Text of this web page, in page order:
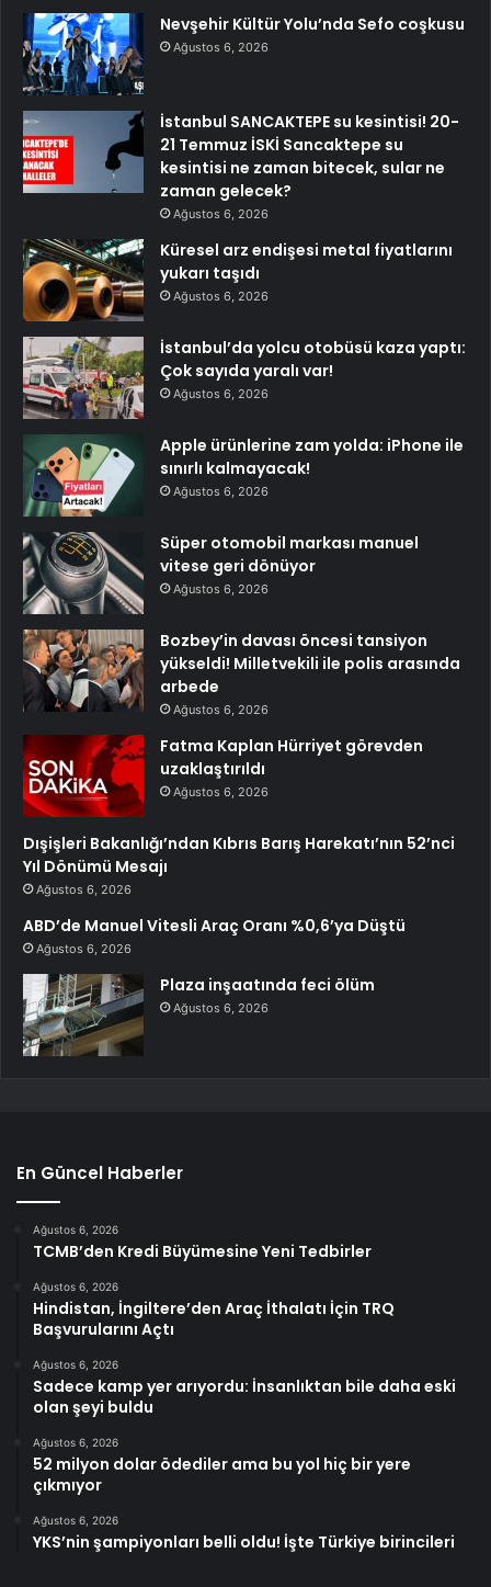
Nevşehir Kültür Yolu’nda Sefo coşkusu
Ağustos 6, 2026
İstanbul SANCAKTEPE su kesintisi! 20-
21 Temmuz İSKİ Sancaktepe su
kesintisi ne zaman bitecek, sular ne
zaman gelecek?
Ağustos 6, 2026
Küresel arz endişesi metal fiyatlarını
yukarı taşıdı
Ağustos 6, 2026
İstanbul’da yolcu otobüsü kaza yaptı:
Çok sayıda yaralı var!
Ağustos 6, 2026
Apple ürünlerine zam yolda: iPhone ile
sınırlı kalmayacak!
Ağustos 6, 2026
Süper otomobil markası manuel
vitese geri dönüyor
Ağustos 6, 2026
Bozbey’in davası öncesi tansiyon
yükseldi! Milletvekili ile polis arasında
arbede
Ağustos 6, 2026
Fatma Kaplan Hürriyet görevden
uzaklaştırıldı
Ağustos 6, 2026
Dışişleri Bakanlığı’ndan Kıbrıs Barış Harekatı’nın 52’nci
Yıl Dönümü Mesajı
Ağustos 6, 2026
ABD’de Manuel Vitesli Araç Oranı %0,6’ya Düştü
Ağustos 6, 2026
Plaza inşaatında feci ölüm
Ağustos 6, 2026
En Güncel Haberler
Ağustos 6, 2026
TCMB’den Kredi Büyümesine Yeni Tedbirler
Ağustos 6, 2026
Hindistan, İngiltere’den Araç İthalatı İçin TRQ
Başvurularını Açtı
Ağustos 6, 2026
Sadece kamp yer arıyordu: İnsanlıktan bile daha eski
olan şeyi buldu
Ağustos 6, 2026
52 milyon dolar ödediler ama bu yol hiç bir yere
çıkmıyor
Ağustos 6, 2026
YKS’nin şampiyonları belli oldu! İşte Türkiye birincileri